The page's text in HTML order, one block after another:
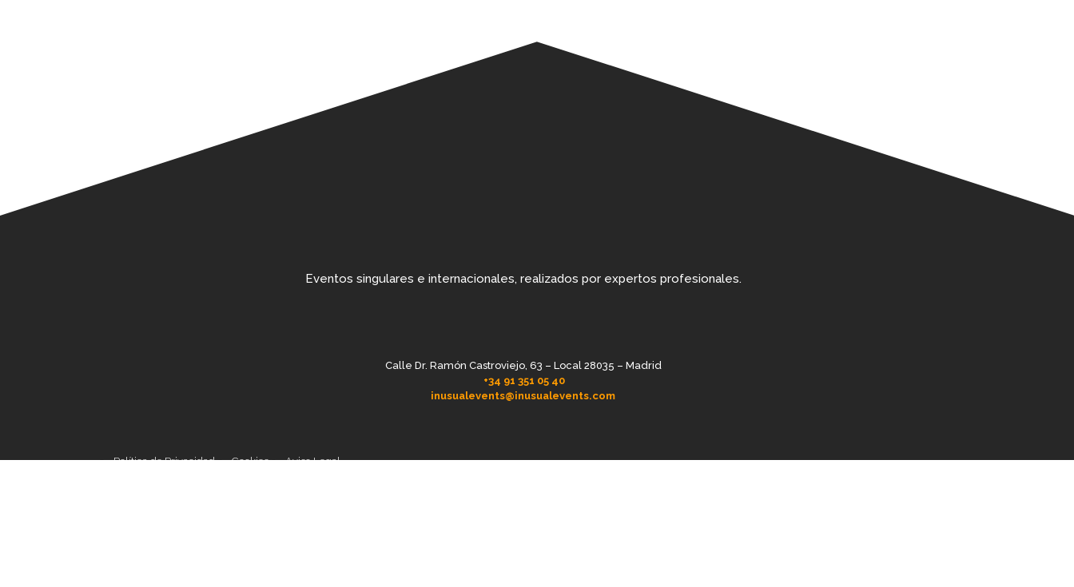
Eventos singulares e internacionales, realizados por expertos profesionales.
Calle Dr. Ramón Castroviejo, 63 – Local 28035 – Madrid
+34 91 351 05 40
inusualevents@inusualevents.com
Política de Privacidad Cookies Aviso Legal